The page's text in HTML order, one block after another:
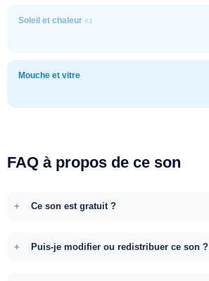
Soleil et chaleur #1
Mouche et vitre
FAQ à propos de ce son
Ce son est gratuit ?
Puis-je modifier ou redistribuer ce son ?